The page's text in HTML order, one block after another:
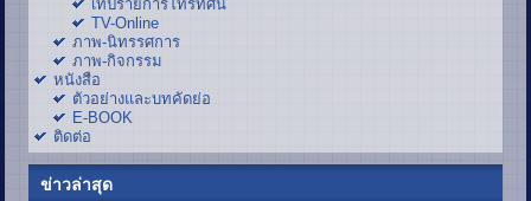
เทปรายการโทรทัศน์
TV-Online
ภาพ-นิทรรศการ
ภาพ-กิจกรรม
หนังสือ
ตัวอย่างและบทคัดย่อ
E-BOOK
ติดต่อ
ข่าวล่าสุด